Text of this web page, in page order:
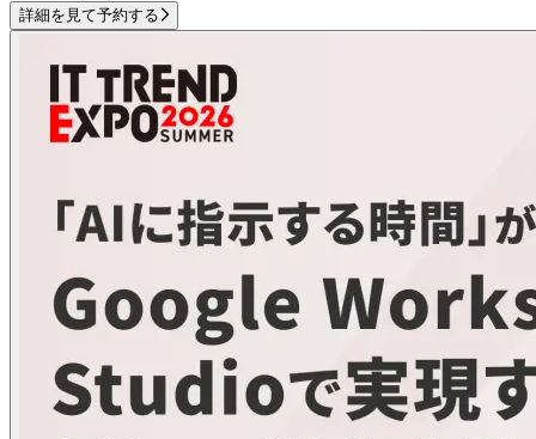
詳細を見て予約する